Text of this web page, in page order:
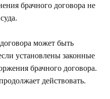
брачного договора не
может быть
установлены законные
брачного договора.
действовать.